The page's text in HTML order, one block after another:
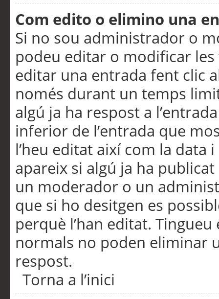
Com edito o elimino una
Si no sou administrador o
podeu editar o modificar
editar una entrada fent clic
només durant un temps
algú ja ha respost a
inferior de l’entrada que
l’heu editat així com la data
apareix si algú ja ha
un moderador o un
que si ho desitgen es
perquè l’han editat.
normals no poden eliminar
respost.
Torna a l’inici